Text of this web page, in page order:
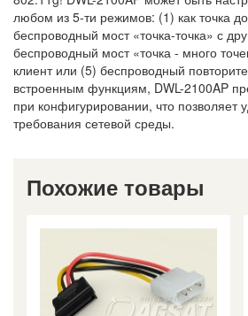
любом из 5-ти режимов: (1) как точка
беспроводный мост «точка-точка» с
беспроводный мост «точка - много
клиент или (5) беспроводный
встроенным функциям, DWL-2100AP
при конфигурировании, что позволяет
требования сетевой среды.
Похожие товары